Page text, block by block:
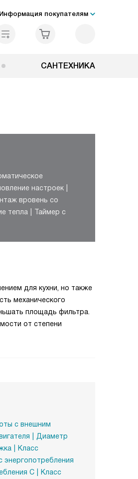
Информация покупателям
САНТЕХНИКА
настроек
вровень со
тепла
Таймер с
для кухни, но также
механического
площадь фильтра.
от степени
с внешним
Диаметр
Класс
энергопотребления
C
Класс